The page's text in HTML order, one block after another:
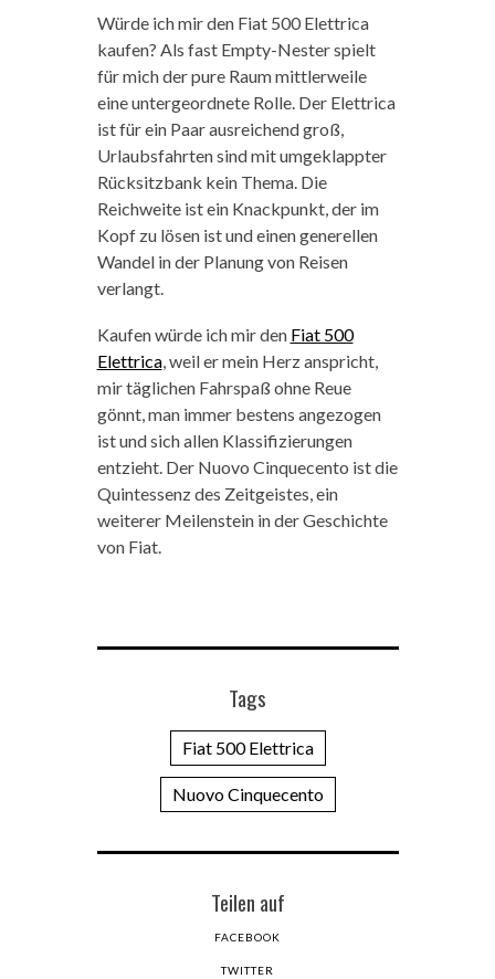
Würde ich mir den Fiat 500 Elettrica
kaufen? Als fast Empty-Nester spielt
für mich der pure Raum mittlerweile
eine untergeordnete Rolle. Der Elettrica
ist für ein Paar ausreichend groß,
Urlaubsfahrten sind mit umgeklappter
Rücksitzbank kein Thema. Die
Reichweite ist ein Knackpunkt, der im
Kopf zu lösen ist und einen generellen
Wandel in der Planung von Reisen
verlangt.
Kaufen würde ich mir den Fiat 500
Elettrica, weil er mein Herz anspricht,
mir täglichen Fahrspaß ohne Reue
gönnt, man immer bestens angezogen
ist und sich allen Klassifizierungen
entzieht. Der Nuovo Cinquecento ist die
Quintessenz des Zeitgeistes, ein
weiterer Meilenstein in der Geschichte
von Fiat.
Tags
Fiat 500 Elettrica
Nuovo Cinquecento
Teilen auf
FACEBOOK
TWITTER